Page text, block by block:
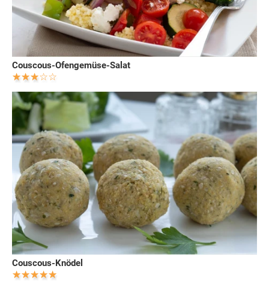
Couscous-Ofengemüse-Salat
Couscous-Knödel